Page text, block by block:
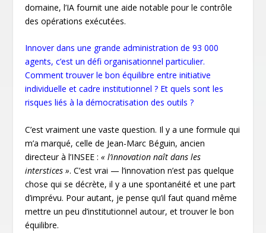
domaine, l’IA fournit une aide notable pour le contrôle
des opérations exécutées.
Innover dans une grande administration de 93 000
agents, c’est un défi organisationnel particulier.
Comment trouver le bon équilibre entre initiative
individuelle et cadre institutionnel ? Et quels sont les
risques liés à la démocratisation des outils ?
C’est vraiment une vaste question. Il y a une formule qui
m’a marqué, celle de Jean-Marc Béguin, ancien
directeur à l’INSEE :« l’innovation naît dans les
interstices ». C’est vrai — l’innovation n’est pas quelque
chose qui se décrète, il y a une spontanéité et une part
d’imprévu. Pour autant, je pense qu’il faut quand même
mettre un peu d’institutionnel autour, et trouver le bon
équilibre.